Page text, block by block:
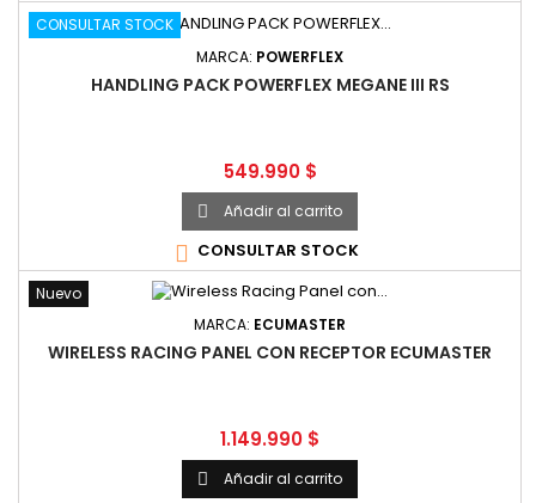
CONSULTAR STOCK
MARCA: POWERFLEX
HANDLING PACK POWERFLEX MEGANE III RS
Precio
549.990 $
 Añadir al carrito
 CONSULTAR STOCK
Nuevo
MARCA: ECUMASTER
WIRELESS RACING PANEL CON RECEPTOR ECUMASTER
Precio
1.149.990 $
 Añadir al carrito